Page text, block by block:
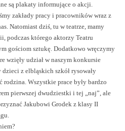
są plakaty informujące o akcji.
zakłady pracy i pracowników wraz z
Natomiast dziś, tu w teatrze, mamy
podczas którego aktorzy Teatru
gościom sztukę. Dodatkowo wręczymy
wzięły udział w naszym konkursie
z elbląskich szkół rysowały
rodzina. Wszystkie prace były bardzo
pierwszej dwudziestki i tej „naj”, ale
Jakubowi Grodek z klasy II